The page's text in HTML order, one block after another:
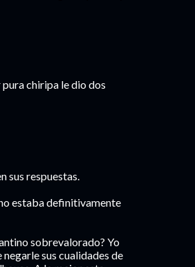
chiripa le dio dos
sus respuestas.
estaba definitivamente
sobrevalorado? Yo
sus cualidades de